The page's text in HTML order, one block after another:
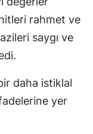
rahmet ve
saygı ve
daha istiklal
yer